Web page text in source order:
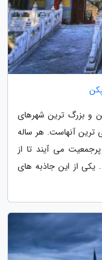
و بزرگ ترین شهرهای
ترین آنهاست. هر ساله
می آیند تا از
یکی از این جاذبه های